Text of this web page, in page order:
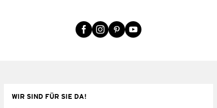
WIR SIND FÜR SIE DA!